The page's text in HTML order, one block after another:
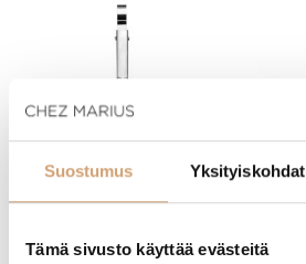
Suostumus Yksityiskohdat
Tämä sivusto käyttää evästeitä